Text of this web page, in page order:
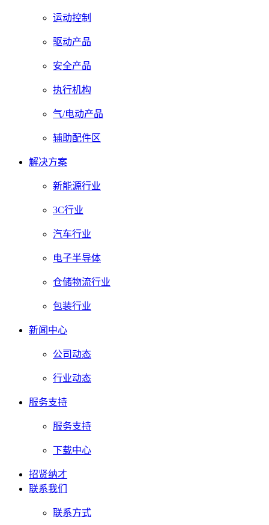
运动控制
驱动产品
安全产品
执行机构
气/电动产品
辅助配件区
解决方案
新能源行业
3C行业
汽车行业
电子半导体
仓储物流行业
包装行业
新闻中心
公司动态
行业动态
服务支持
服务支持
下载中心
招贤纳才
联系我们
联系方式